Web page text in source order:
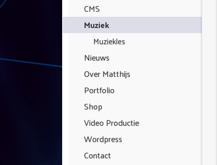
CMS
Muziek
Muziekles
Nieuws
Over Matthijs
Portfolio
Shop
Video Productie
Wordpress
Contact